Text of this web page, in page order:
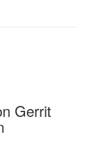
Gerrit